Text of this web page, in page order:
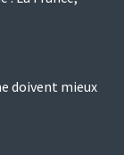
doivent mieux